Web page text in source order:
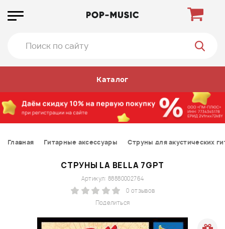
Каталог
Главная Гитарные аксессуары Струны для акустических
СТРУНЫ LA BELLA 7GPT
Поделиться
Артикул: 88880002764
0 отзывов